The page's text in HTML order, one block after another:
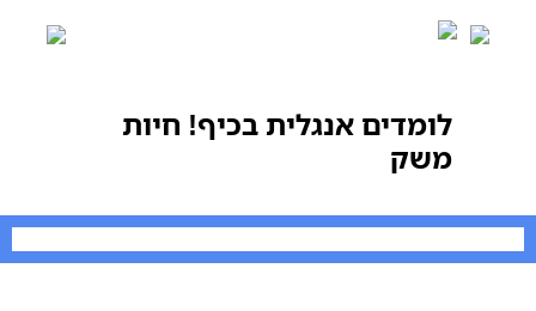
לומדים אנגלית בכיף! חיות
משק